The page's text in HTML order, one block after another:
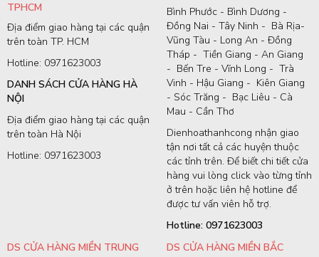
TPHCM
Địa điểm giao hàng tại các quận
trên toàn TP. HCM
Hotline: 0971623003
DANH SÁCH CỬA HÀNG HÀ
NỘI
Địa điểm giao hàng tại các quận
trên toàn Hà Nội
Hotline: 0971623003
Bình Phước - Bình Dương -
Đồng Nai - Tây Ninh - Bà Rịa-
Vũng Tàu - Long An - Đồng
Tháp - Tiền Giang - An Giang
- Bến Tre - Vĩnh Long - Trà
Vinh - Hậu Giang - Kiên Giang
- Sóc Trăng - Bạc Liêu - Cà
Mau - Cần Thơ
Dienhoathanhcong nhận giao
tận nơi tất cả các huyện thuộc
các tỉnh trên. Để biết chi tiết cửa
hàng vui lòng click vào từng tỉnh
ở trên hoặc liên hệ hotline để
được tư vấn viên hỗ trợ.
Hotline: 0971623003
DS CỬA HÀNG MIỀN TRUNG
DS CỬA HÀNG MIỀN BẮC